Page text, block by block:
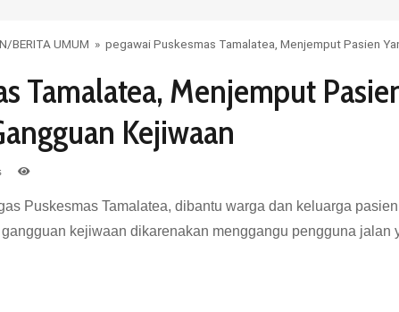
/BERITA UMUM » pegawai Puskesmas Tamalatea, Menjemput Pasien
Tamalatea, Menjemput
Kejiwaan
Puskesmas Tamalatea, dibantu warga dan keluarga
kejiwaan dikarenakan menggangu pengguna jalan